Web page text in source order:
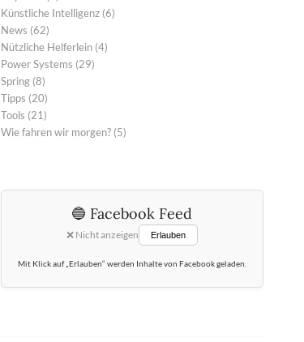
Künstliche Intelligenz(6)
News (62)
Nützliche Helferlein(4)
Power Systems (29)
Spring(8)
Tipps (20)
Tools (21)
Wie fahren wir morgen?(5)
🔵 Facebook Feed
❌ Nicht anzeigen Erlauben
Mit Klick auf „Erlauben“ werden Inhalte von Facebook geladen.